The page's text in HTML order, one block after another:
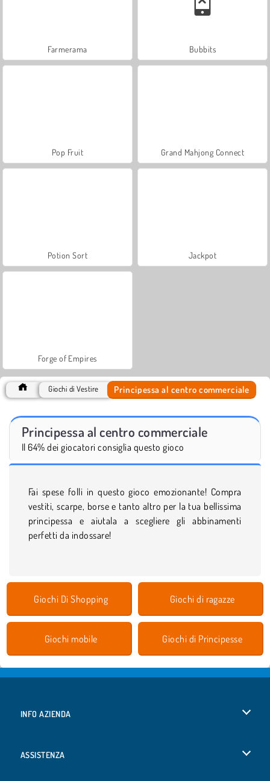
Farmerama Bubbits
Pop Fruit Grand Mahjong Connect
Potion Sort Jackpot
Forge of Empires
Giochi di Vestire Principessa al centro commerciale
Principessa al centro commerciale
Il 64% dei giocatori consiglia questo gioco
Fai spese folli in questo gioco emozionante! Compra
vestiti, scarpe, borse e tanto altro per la tua bellissima
principessa e aiutala a scegliere gli abbinamenti
perfetti da indossare!
Giochi Di Shopping Giochi di ragazze
Giochi mobile Giochi di Principesse
INFO AZIENDA
ASSISTENZA